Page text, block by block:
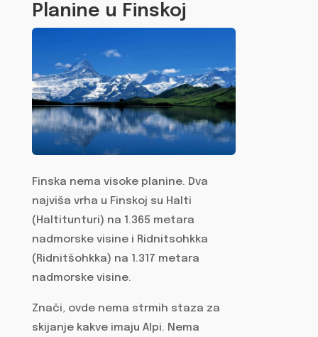
Planine u Finskoj
Finska nema visoke planine. Dva
najviša vrha u Finskoj su Halti
(Haltitunturi) na 1.365 metara
nadmorske visine i Ridnitsohkka
(Ridnitšohkka) na 1.317 metara
nadmorske visine.
Znači, ovde nema strmih staza za
skijanje kakve imaju Alpi. Nema